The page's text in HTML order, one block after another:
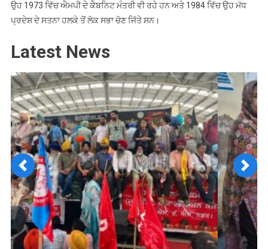
ਉਹ 1973 ਵਿੱਚ ਐਮਪੀ ਦੇ ਕੈਬਨਿਟ ਮੰਤਰੀ ਵੀ ਰਹੇ ਹਨ ਅਤੇ 1984 ਵਿੱਚ ਉਹ ਮੱਧ
ਪ੍ਰਦੇਸ਼ ਦੇ ਸਤਨਾ ਹਲਕੇ ਤੋਂ ਲੋਕ ਸਭਾ ਚੋਣ ਜਿੱਤੇ ਸਨ।
Latest News
Previous Next